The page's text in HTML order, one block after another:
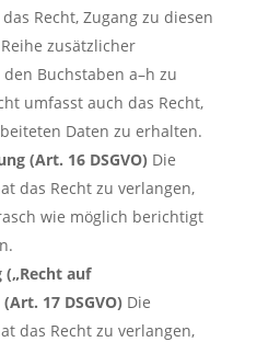
Recht, Zugang zu diesen
zusätzlicher
Buchstaben a–h zu
umfasst auch das Recht,
Daten zu erhalten.
(Art. 16 DSGVO) Die
das Recht zu verlangen,
wie möglich berichtigt
(„Recht auf
17 DSGVO) Die
das Recht zu verlangen,